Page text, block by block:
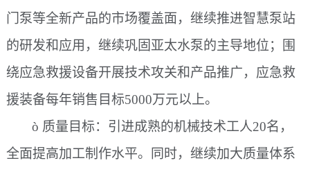
门泵等全新产品的市场覆盖面，继续推进智慧泵站
的研发和应用，继续巩固亚太水泵的主导地位；围
绕应急救援设备开展技术攻关和产品推广，应急救
援装备每年销售目标5000万元以上。
ò 质量目标：引进成熟的机械技术工人20名，
全面提高加工制作水平。同时，继续加大质量体系